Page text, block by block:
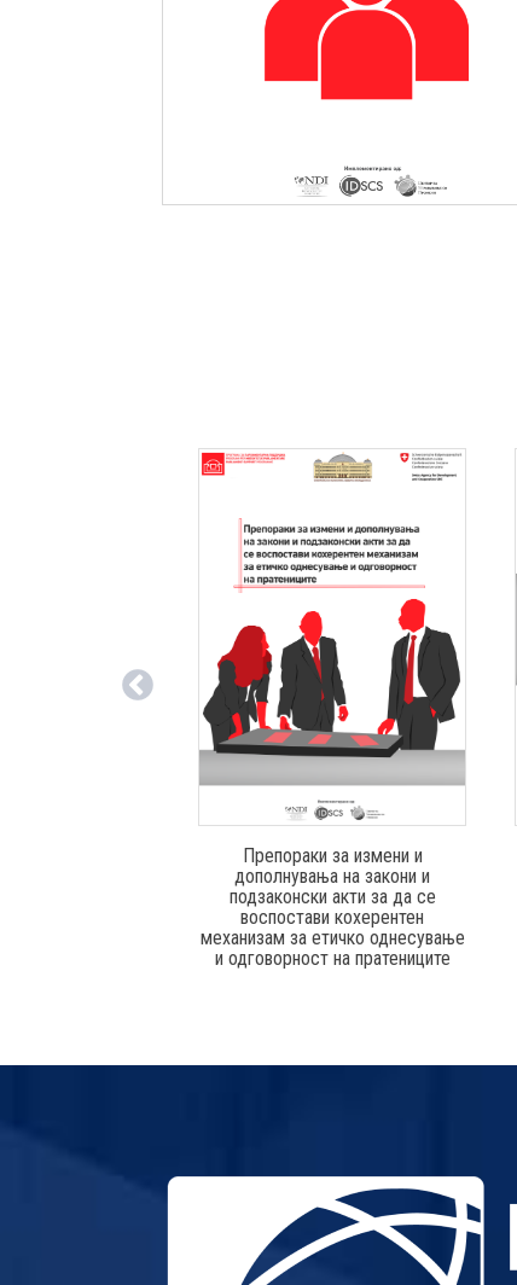
Препораки за измени и
дополнувања на закони и
подзаконски акти за да се
воспостави кохерентен
механизам за етичко однесување
и одговорност на пратениците